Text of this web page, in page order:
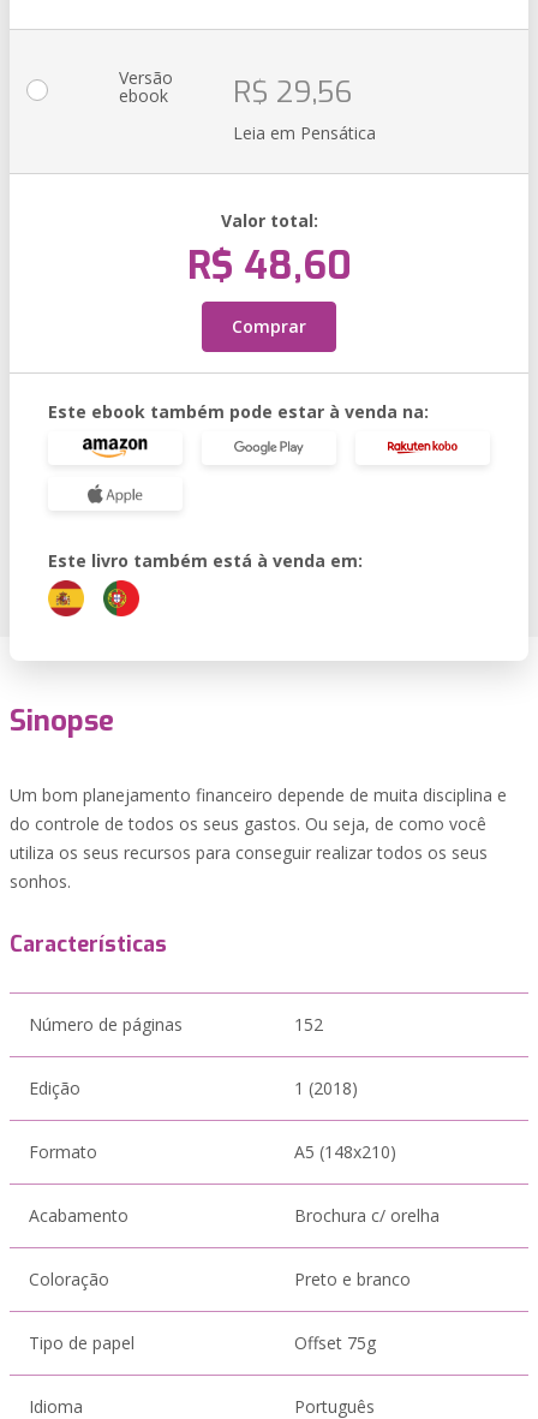
Versão
ebook R$ 29,56
Leia em Pensática
Valor total:
R$ 48,60
Comprar
Este ebook também pode estar à venda na:
Este livro também está à venda em:
Sinopse
Um bom planejamento financeiro depende de muita disciplina e
do controle de todos os seus gastos. Ou seja, de como você
utiliza os seus recursos para conseguir realizar todos os seus
sonhos.
Características
Número de páginas 152
Edição 1 (2018)
Formato A5 (148x210)
Acabamento Brochura c/ orelha
Coloração Preto e branco
Tipo de papel Offset 75g
Idioma Português